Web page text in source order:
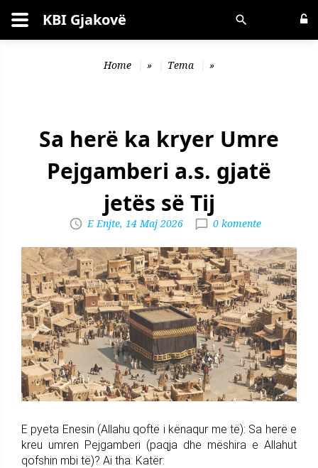
Kërko KBI Gjakovë
Home » Tema »
Sa herë ka kryer Umre
Pejgamberi a.s. gjatë
jetës së Tij
E Enjte, 14 Maj 2026 0 komente
E pyeta Enesin (Allahu qoftë i kënaqur me të): Sa herë e
kreu umren Pejgamberi (paqja dhe mëshira e Allahut
qofshin mbi të)? Ai tha: Katër: